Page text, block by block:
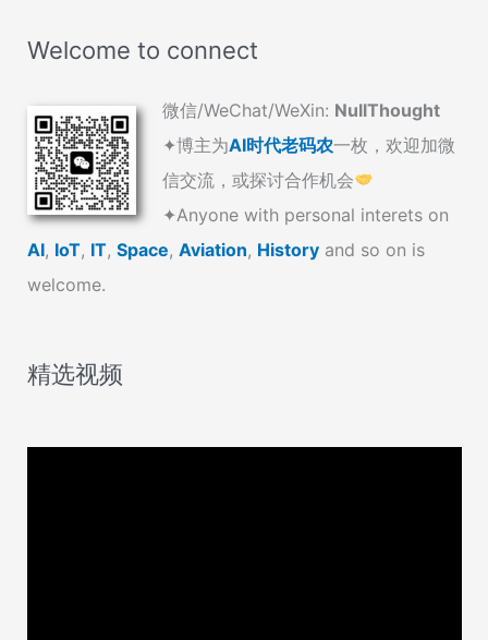
Welcome to connect
微信/WeChat/WeXin: NullThought
✦博主为AI时代老码农一枚，欢迎加微
信交流，或探讨合作机会
✦Anyone with personal interets on
AI, IoT, IT, Space, Aviation, History and so on is
welcome.
精选视频